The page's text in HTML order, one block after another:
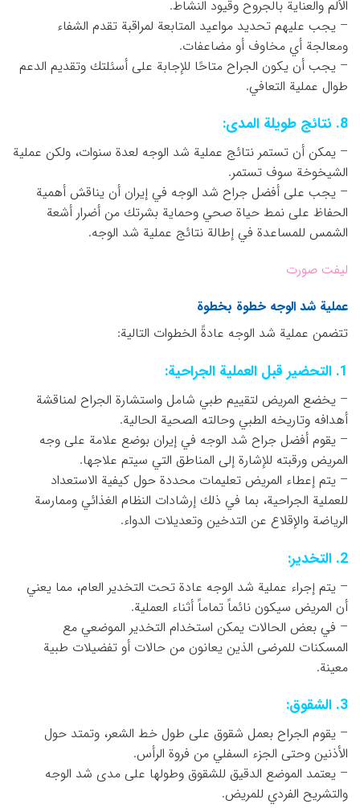
الألم والعناية بالجروح وقيود النشاط.
– يجب عليهم تحديد مواعيد المتابعة لمراقبة تقدم الشفاء
ومعالجة أي مخاوف أو مضاعفات.
– يجب أن يكون الجراح متاحًا للإجابة على أسئلتك وتقديم الدعم
طوال عملية التعافي.
8. نتائج طويلة المدى:
– يمكن أن تستمر نتائج عملية شد الوجه لعدة سنوات، ولكن عملية
الشيخوخة سوف تستمر.
– يجب على أفضل جراح شد الوجه في إيران أن يناقش أهمية
الحفاظ على نمط حياة صحي وحماية بشرتك من أضرار أشعة
الشمس للمساعدة في إطالة نتائج عملية شد الوجه.
لیفت صورت
عملية شد الوجه خطوة بخطوة
تتضمن عملية شد الوجه عادةً الخطوات التالية:
1. التحضير قبل العملية الجراحية:
– يخضع المريض لتقييم طبي شامل واستشارة الجراح لمناقشة
أهدافه وتاريخه الطبي وحالته الصحية الحالية.
– يقوم أفضل جراح شد الوجه في إيران بوضع علامة على وجه
المريض ورقبته للإشارة إلى المناطق التي سيتم علاجها.
– يتم إعطاء المريض تعليمات محددة حول كيفية الاستعداد
للعملية الجراحية، بما في ذلك إرشادات النظام الغذائي وممارسة
الرياضة والإقلاع عن التدخين وتعديلات الدواء.
2. التخدير:
– يتم إجراء عملية شد الوجه عادة تحت التخدير العام، مما يعني
أن المريض سيكون نائماً تماماً أثناء العملية.
– في بعض الحالات يمكن استخدام التخدير الموضعي مع
المسكنات للمرضى الذين يعانون من حالات أو تفضيلات طبية
معينة.
3. الشقوق:
– يقوم الجراح بعمل شقوق على طول خط الشعر، وتمتد حول
الأذنين وحتى الجزء السفلي من فروة الرأس.
– يعتمد الموضع الدقيق للشقوق وطولها على مدى شد الوجه
والتشريح الفردي للمريض.